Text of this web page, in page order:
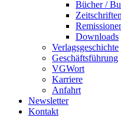
Bücher /
Zeitschriften
Downloads
Verlagsgeschichte
Geschäftsführung
VGWort
Karriere
Anfahrt
Newsletter
Kontakt